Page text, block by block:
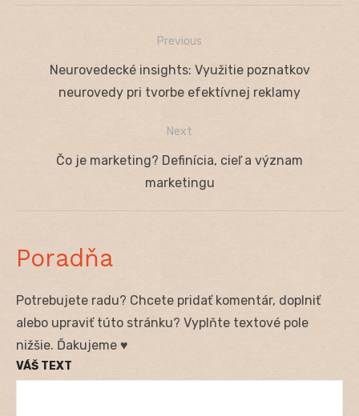
Navigácia
Previous
Previous
Neurovedecké insights: Využitie poznatkov
neurovedy pri tvorbe efektívnej reklamy
Next
Čo je marketing? Definícia, cieľ a význam
marketingu
Poradňa
Potrebujete radu? Chcete pridať komentár, doplniť
alebo upraviť túto stránku? Vyplňte textové pole
nižšie. Ďakujeme ♥
VÁŠ TEXT